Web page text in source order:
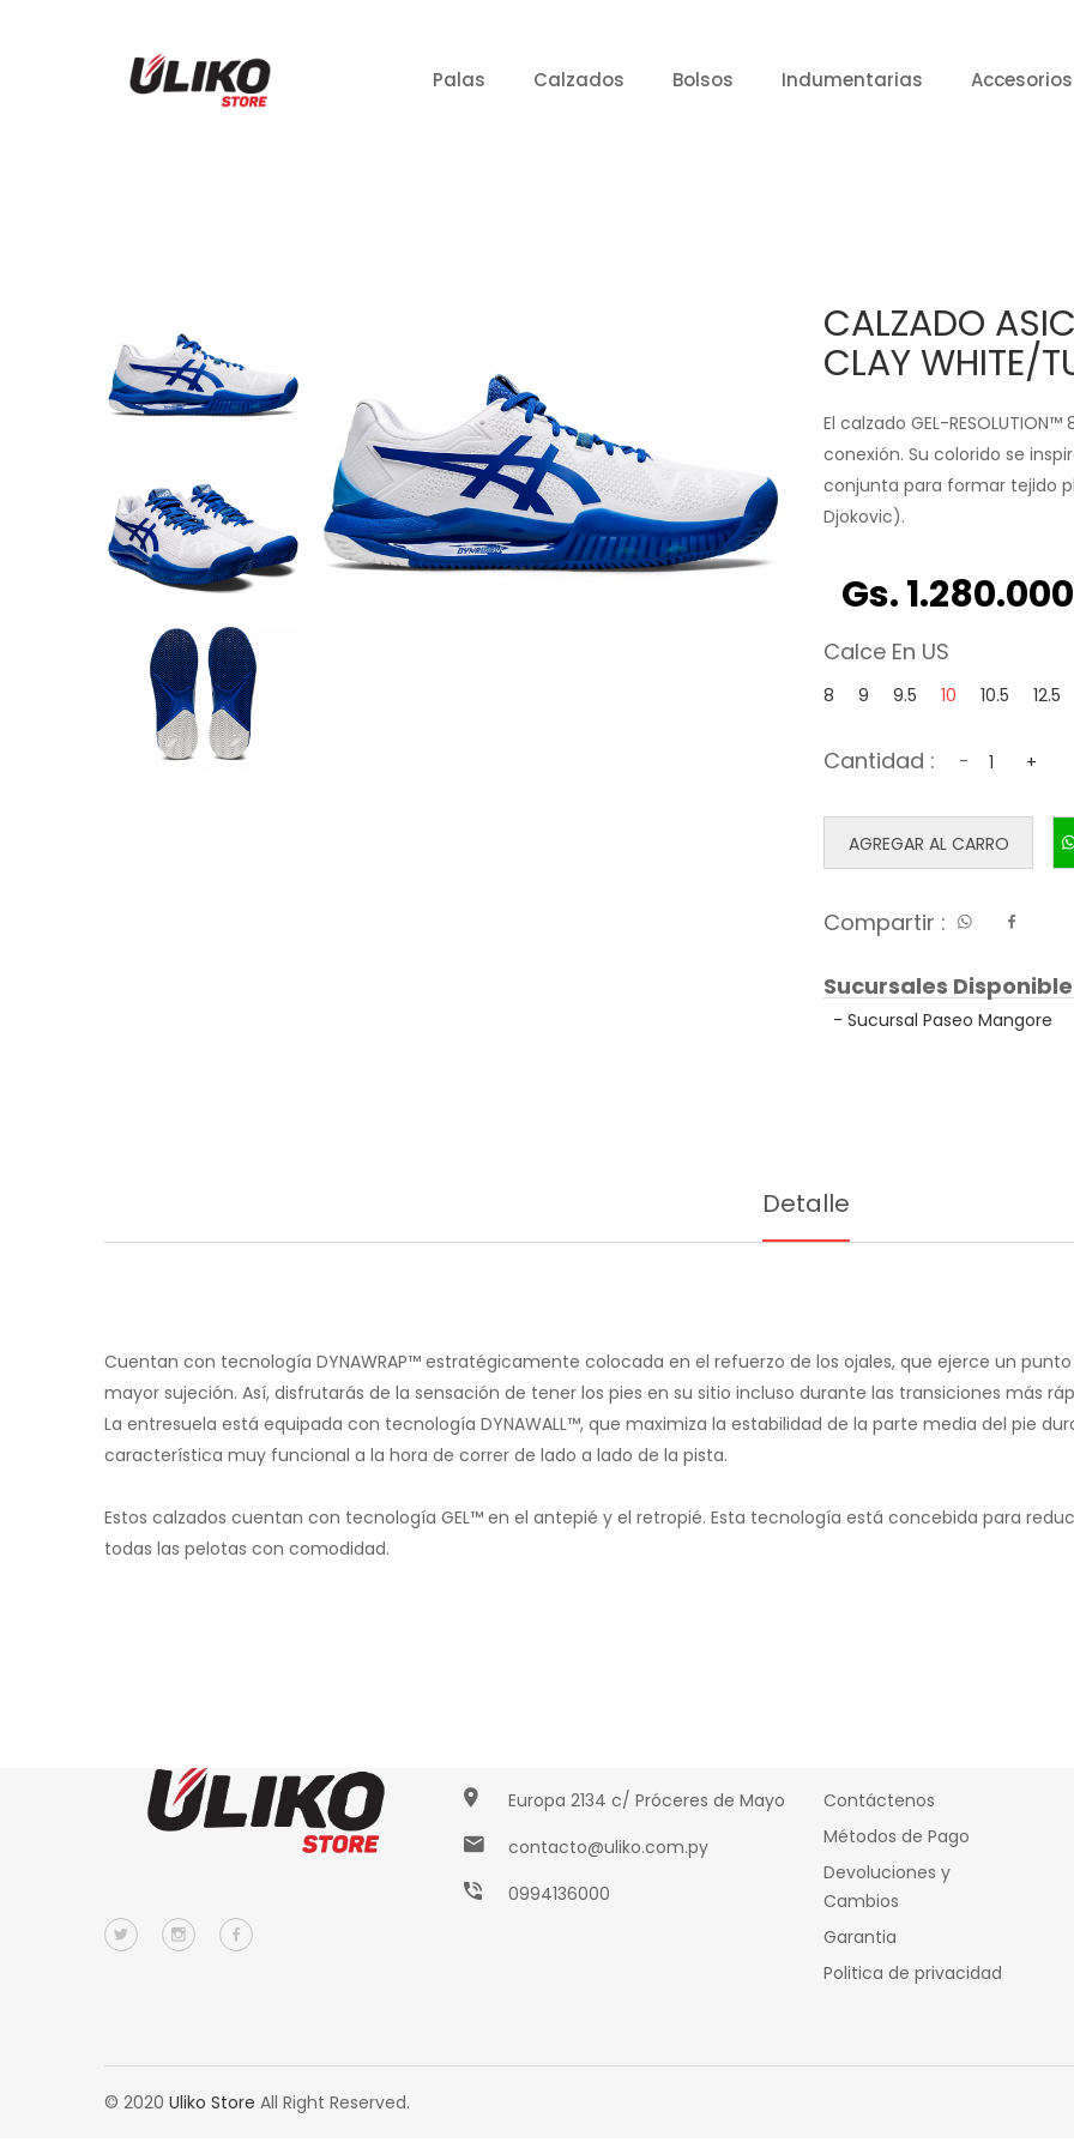
Palas Calzados Bolsos Indumentarias Accesorios
CALZADO
CLAY WHITE/
El calzado GEL-
conexión. Su colorido se
conjunta para formar tejido
Djokovic).
Gs. 1.280.000
Calce En US
8 9 9.5 10 10.5 12.5
Cantidad : - +
AGREGAR AL CARRO
Compartir :
Sucursales Disponible
- Sucursal Paseo Mangore
Detalle
Cuentan con tecnología DYNAWRAP™ estratégicamente colocada en el refuerzo de los ojales, que ejerce un
mayor sujeción. Así, disfrutarás de la sensación de tener los pies en su sitio incluso durante las transiciones más
La entresuela está equipada con tecnología DYNAWALL™, que maximiza la estabilidad de la parte media del pie
característica muy funcional a la hora de correr de lado a lado de la pista.
Estos calzados cuentan con tecnología GEL™ en el antepié y el retropié. Esta tecnología está concebida para
todas las pelotas con comodidad.
Europa 2134 c/ Próceres de Mayo
contacto@uliko.com.py
0994136000
Contáctenos
Métodos de Pago
Devoluciones y
Cambios
Garantia
Politica de privacidad
© 2020 Uliko Store All Right Reserved.